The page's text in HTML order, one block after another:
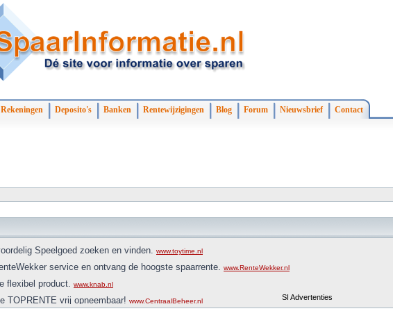
Rekeningen Deposito's Banken Rentewijzigingen Blog Forum Nieuwsbrief Contact